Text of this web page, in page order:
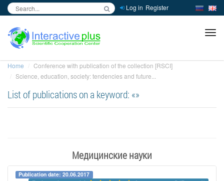
Log in Register
Home
Conference with publication of the collection [RSCI]
Science, education, society: tendencies and future...
List of publications on a keyword: «»
Медицинские науки
Publication date: 20.06.2017